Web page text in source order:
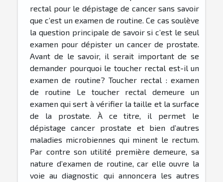
rectal pour le dépistage de cancer sans savoir
que c’est un examen de routine. Ce cas soulève
la question principale de savoir si c’est le seul
examen pour dépister un cancer de prostate.
Avant de le savoir, il serait important de se
demander pourquoi le toucher rectal est-il un
examen de routine? Toucher rectal : examen
de routine Le toucher rectal demeure un
examen qui sert à vérifier la taille et la surface
de la prostate. À ce titre, il permet le
dépistage cancer prostate et bien d’autres
maladies microbiennes qui minent le rectum.
Par contre son utilité première demeure, sa
nature d’examen de routine, car elle ouvre la
voie au diagnostic qui annoncera les autres